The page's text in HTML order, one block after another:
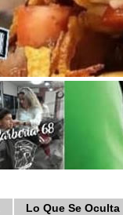
Lo Que Se Oculta